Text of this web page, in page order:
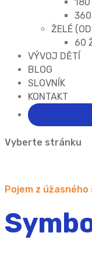
360
ŽELÉ
60
VÝVOJ DĚTÍ
BLOG
SLOVNÍK
KONTAKT
Vyberte stránku
Pojem z